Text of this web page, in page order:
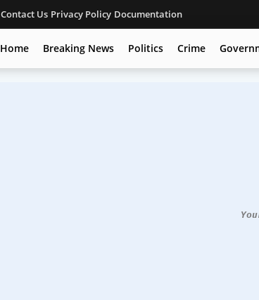
Contact Us Privacy Policy Documentation
Home Breaking News Politics Crime